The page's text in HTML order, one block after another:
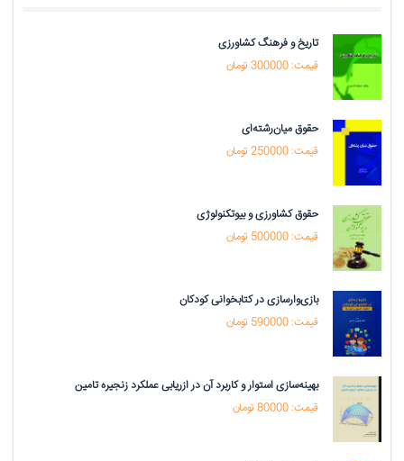
تاریخ و فرهنگ کشاورزی
قیمت: 300000 تومان
حقوق میان‌رشته‌ای
قیمت: 250000 تومان
حقوق کشاورزی و بیوتکنولوژی
قیمت: 500000 تومان
بازی‌وارسازی در کتابخوانی کودکان
قیمت: 590000 تومان
بهینه‌سازی استوار و کاربرد آن در ازریابی عملکرد زنجیره تامین
قیمت: 80000 تومان